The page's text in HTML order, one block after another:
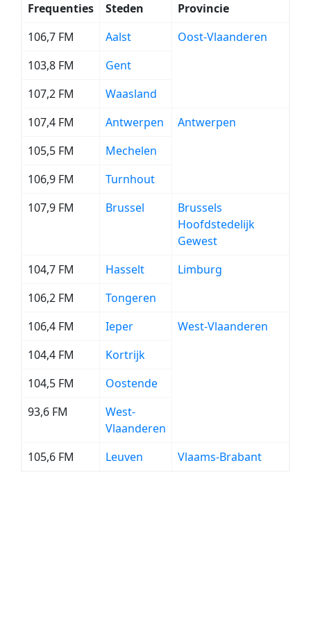
Frequenties Steden
Provincie
106,7 FM
Aalst
Oost-Vlaanderen
103,8 FM
Gent
107,2 FM
Waasland
107,4 FM
Antwerpen
Antwerpen
105,5 FM
Mechelen
106,9 FM
Turnhout
107,9 FM
Brussel
Brussels
Hoofdstedelijk
Gewest
104,7 FM
Hasselt
Limburg
106,2 FM
Tongeren
106,4 FM
Ieper
West-Vlaanderen
104,4 FM
Kortrijk
104,5 FM
Oostende
93,6 FM
West-
Vlaanderen
105,6 FM
Leuven Vlaams-Brabant